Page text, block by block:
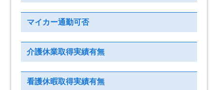
マイカー通勤可否
介護休業取得実績有無
看護休暇取得実績有無